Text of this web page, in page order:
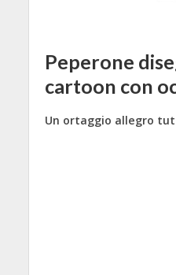
Peperone
cartoon con
Un ortaggio allegro